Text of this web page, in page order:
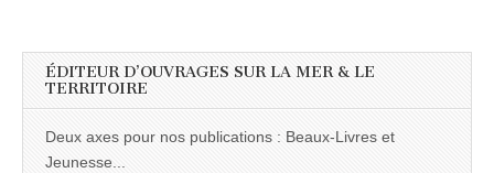
ÉDITEUR D’OUVRAGES SUR LA MER & LE
TERRITOIRE
Deux axes pour nos publications : Beaux-Livres et
Jeunesse...